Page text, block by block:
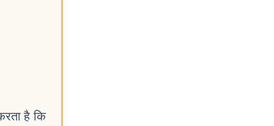
है कि